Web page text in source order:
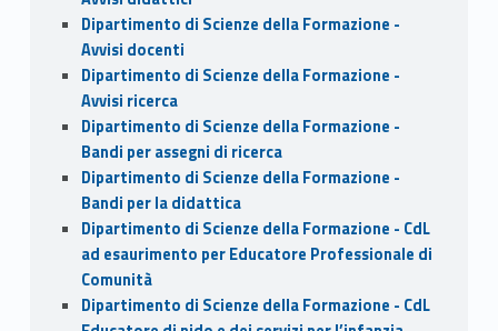
Dipartimento di Scienze della Formazione -
Avvisi docenti
Dipartimento di Scienze della Formazione -
Avvisi ricerca
Dipartimento di Scienze della Formazione -
Bandi per assegni di ricerca
Dipartimento di Scienze della Formazione -
Bandi per la didattica
Dipartimento di Scienze della Formazione - CdL
ad esaurimento per Educatore Professionale di
Comunità
Dipartimento di Scienze della Formazione - CdL